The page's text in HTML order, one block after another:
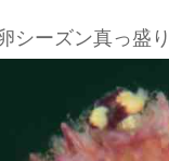
ーズン真っ盛り